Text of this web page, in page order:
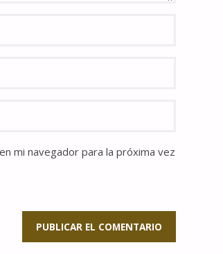
mi navegador para la próxima vez